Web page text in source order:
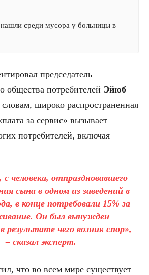
среди мусора у больницы в
председатель
общества потребителей Эйюб
широко распространенная
за сервис» вызывает
потребителей, включая
человека, отпраздновавшего
сына в одном из заведений в
в конце потребовали 15% за
Он был вынужден
результате чего возник спор»,
– сказал эксперт.
что во всем мире существует